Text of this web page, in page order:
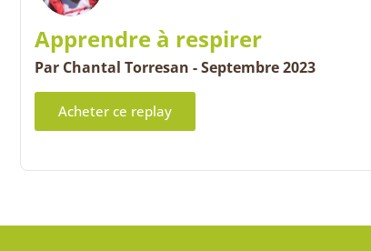
Apprendre à respirer
Par Chantal Torresan - Septembre 2023
Acheter ce replay